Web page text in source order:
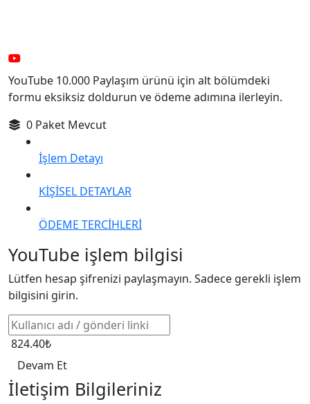
YouTube 10.000 Paylaşım ürünü için alt bölümdeki
formu eksiksiz doldurun ve ödeme adımına ilerleyin.
0 Paket Mevcut
İşlem Detayı
KİŞİSEL DETAYLAR
ÖDEME TERCİHLERİ
YouTube işlem bilgisi
Lütfen hesap şifrenizi paylaşmayın. Sadece gerekli işlem
bilgisini girin.
824.40₺
Devam Et
İletişim Bilgileriniz